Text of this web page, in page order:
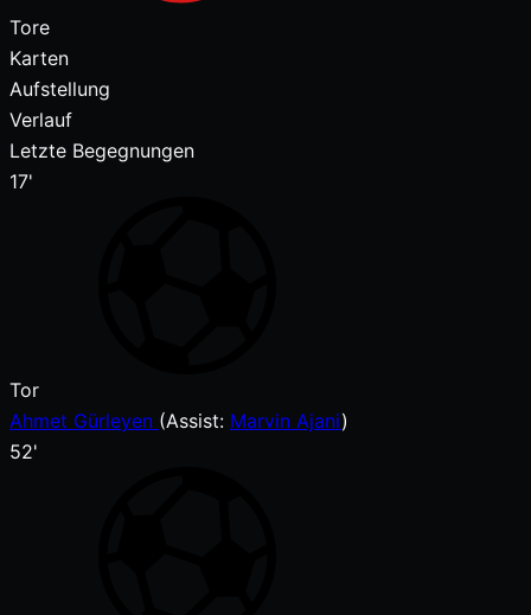
Tore
Karten
Aufstellung
Verlauf
Letzte Begegnungen
17'
Tor
Ahmet Gürleyen (Assist: Marvin Ajani)
52'